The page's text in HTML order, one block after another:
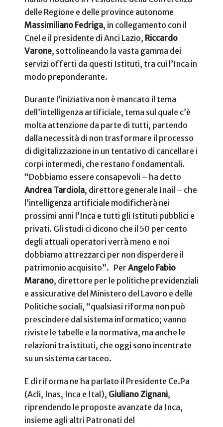
delle Regione e delle province autonome
Massimiliano Fedriga, in collegamento con il
Cnel e il presidente di Anci Lazio, Riccardo
Varone, sottolineando la vasta gamma dei
servizi offerti da questi Istituti, tra cui l’Inca in
modo preponderante.
Durante l’iniziativa non è mancato il tema
dell’intelligenza artificiale, tema sul quale c’è
molta attenzione da parte di tutti, partendo
dalla necessità di non trasformare il processo
di digitalizzazione in un tentativo di cancellare i
corpi intermedi, che restano fondamentali.
“Dobbiamo essere consapevoli – ha detto
Andrea Tardiola, direttore generale Inail – che
l’intelligenza artificiale modificherà nei
prossimi anni l’Inca e tutti gli Istituti pubblici e
privati. Gli studi ci dicono che il 50 per cento
degli attuali operatori verrà meno e noi
dobbiamo attrezzarci per non disperdere il
patrimonio acquisito”. Per Angelo Fabio
Marano, direttore per le politiche previdenziali
e assicurative del Ministero del Lavoro e delle
Politiche sociali, “qualsiasi riforma non può
prescindere dal sistema informatico; vanno
riviste le tabelle e la normativa, ma anche le
relazioni tra istituti, che oggi sono incentrate
su un sistema cartaceo.
E di riforma ne ha parlato il Presidente Ce.Pa
(Acli, Inas, Inca e Ital), Giuliano Zignani,
riprendendo le proposte avanzate da Inca,
insieme agli altri Patronati del